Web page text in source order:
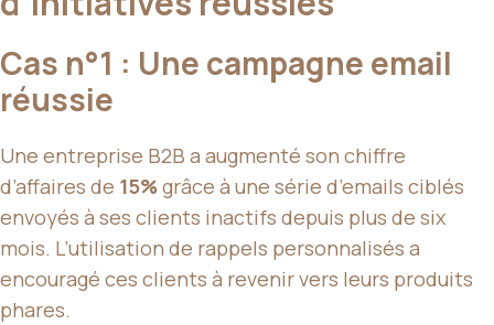
Cas n°1 : Une campagne email
réussie
Une entreprise B2B a augmenté son chiffre
d’affaires de 15%grâce à une série d’emails ciblés
envoyés à ses clients inactifs depuis plus de six
mois. L’utilisation de rappels personnalisés a
encouragé ces clients à revenir vers leurs produits
phares.